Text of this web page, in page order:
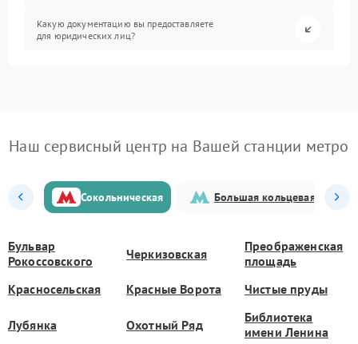
Какую документацию вы предоставляете
для юридических лиц?
Наш сервисный центр на Вашей станции метро
Сокольническая Большая кольцевая
Бульвар
Рокоссовского
Черкизовская
Преображенская
площадь
Красносельская
Красные Ворота Чистые пруды
Лубянка Охотный Ряд
Библиотека
имени Ленина